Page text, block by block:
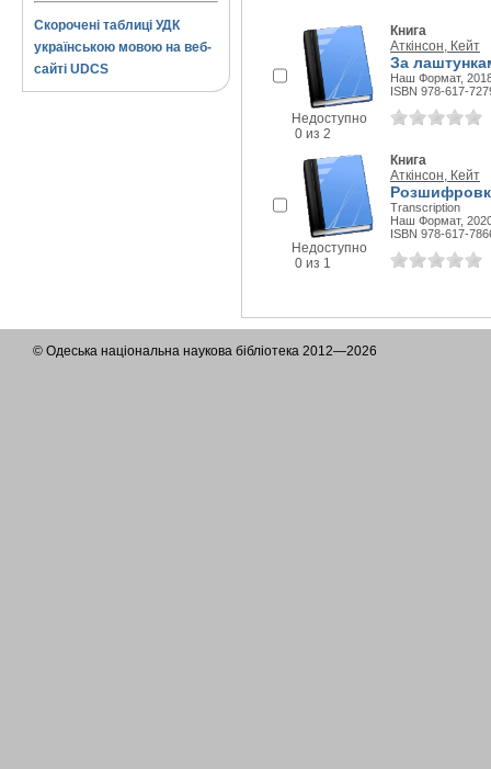
Скорочені таблиці УДК
українською мовою на веб-
сайті UDCS
Недоступно
0 из 2
Книга
Аткінсон, Кейт
За
Наш Формат,
ISBN 978-617-
Недоступно
0 из 1
Книга
Аткінсон, Кейт
Transcription
Наш Формат,
ISBN 978-617-
© Одеська національна наукова бібліотека 2012—2026